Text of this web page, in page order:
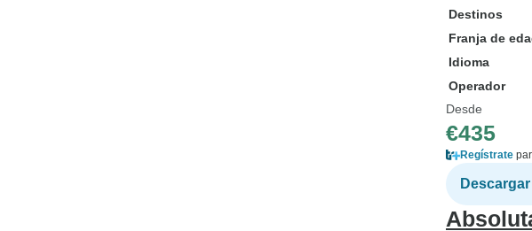
Destinos
Franja de
Idioma
Operador
Desde
€435
Regístrate